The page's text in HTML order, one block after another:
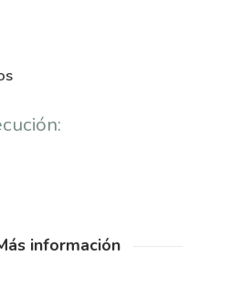
información